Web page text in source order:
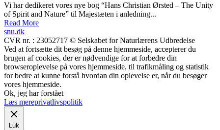
Vi har dedikeret vores nye bog “Hans Christian Ørsted – The Unity
of Spirit and Nature” til Majestæten i anledning...
Read More
snu.dk
CVR nr. : 23052717 © Selskabet for Naturlærens Udbredelse
Ved at fortsætte dit besøg på denne hjemmeside, accepterer du
brugen af cookies, der er nødvendige for at forbedre din
browseroplevelse på vores hjemmeside, til trafikmåling og statistik
for bedre at kunne forstå hvordan din oplevelse er, når du besøger
vores hjemmeside.
Ok, jeg har forstået
Læs mereprivatlivspolitik
Luk